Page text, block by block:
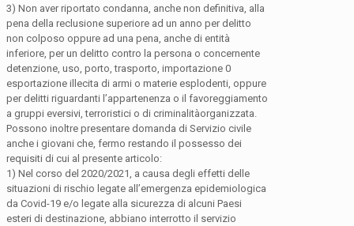
3) Non aver riportato condanna, anche non definitiva, alla
pena della reclusione superiore ad un anno per delitto
non colposo oppure ad una pena, anche di entità
inferiore, per un delitto contro la persona o concernente
detenzione, uso, porto, trasporto, importazione 0
esportazione illecita di armi o materie esplodenti, oppure
per delitti riguardanti l’appartenenza o il favoreggiamento
a gruppi eversivi, terroristici o di criminalitàorganizzata.
Possono inoltre presentare domanda di Servizio civile
anche i giovani che, fermo restando il possesso dei
requisiti di cui al presente articolo:
1) Nel corso del 2020/2021, a causa degli effetti delle
situazioni di rischio legate all’emergenza epidemiologica
da Covid-19 e/o legate alla sicurezza di alcuni Paesi
esteri di destinazione, abbiano interrotto il servizio